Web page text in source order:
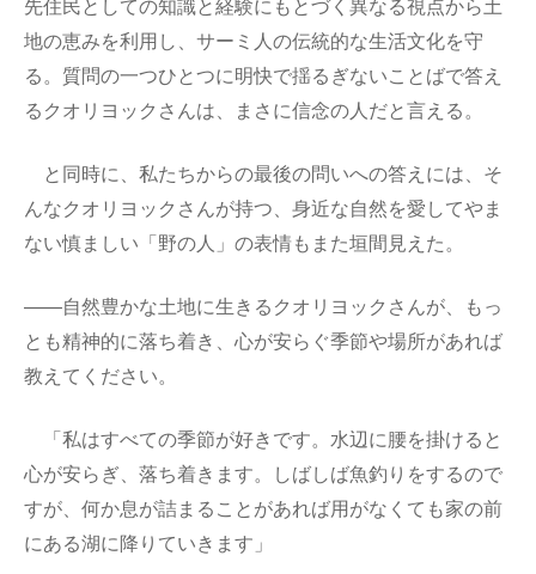
地の恵みを利用し、サーミ人の伝統的な生活文化を守
る。質問の一つひとつに明快で揺るぎないことばで答え
るクオリヨックさんは、まさに信念の人だと言える。
と同時に、私たちからの最後の問いへの答えには、そ
んなクオリヨックさんが持つ、身近な自然を愛してやま
ない慎ましい「野の人」の表情もまた垣間見えた。
——自然豊かな土地に生きるクオリヨックさんが、もっ
とも精神的に落ち着き、心が安らぐ季節や場所があれば
教えてください。
「私はすべての季節が好きです。水辺に腰を掛けると
心が安らぎ、落ち着きます。しばしば魚釣りをするので
すが、何か息が詰まることがあれば用がなくても家の前
にある湖に降りていきます」